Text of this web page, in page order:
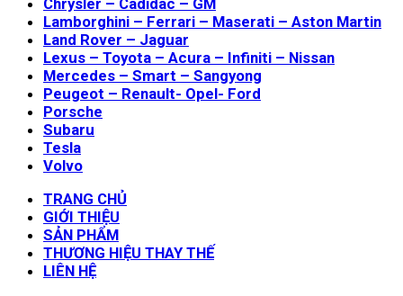
Chrysler – Cadidac – GM
Lamborghini – Ferrari – Maserati – Aston Martin
Land Rover – Jaguar
Lexus – Toyota – Acura – Infiniti – Nissan
Mercedes – Smart – Sangyong
Peugeot – Renault- Opel- Ford
Porsche
Subaru
Tesla
Volvo
TRANG CHỦ
GIỚI THIỆU
SẢN PHẨM
THƯƠNG HIỆU THAY THẾ
LIÊN HỆ